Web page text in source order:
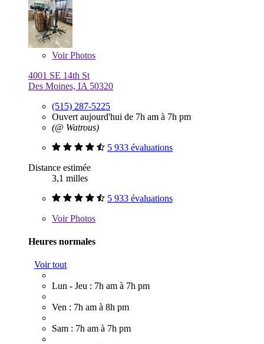
VoirPhotos
4001 SE 14th St
Des Moines, IA 50320
(515) 287-5225
Ouvert aujourd'hui de 7h am à 7h pm
(@ Watrous)
5 933 évaluations
Distance estimée
3,1 milles
5 933 évaluations
VoirPhotos
Heures normales
Voir tout
Lun - Jeu : 7h am à 7h pm
Ven : 7h am à 8h pm
Sam : 7h am à 7h pm